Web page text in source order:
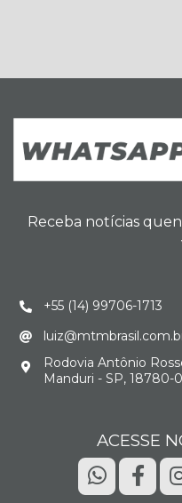
Receba notícias
+55 (14) 99706-1713
Rodovia Antônio
Manduri - SP, 18780-
ACESSE